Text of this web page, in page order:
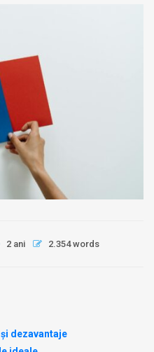
2 ani 2.354 words
dezavantaje